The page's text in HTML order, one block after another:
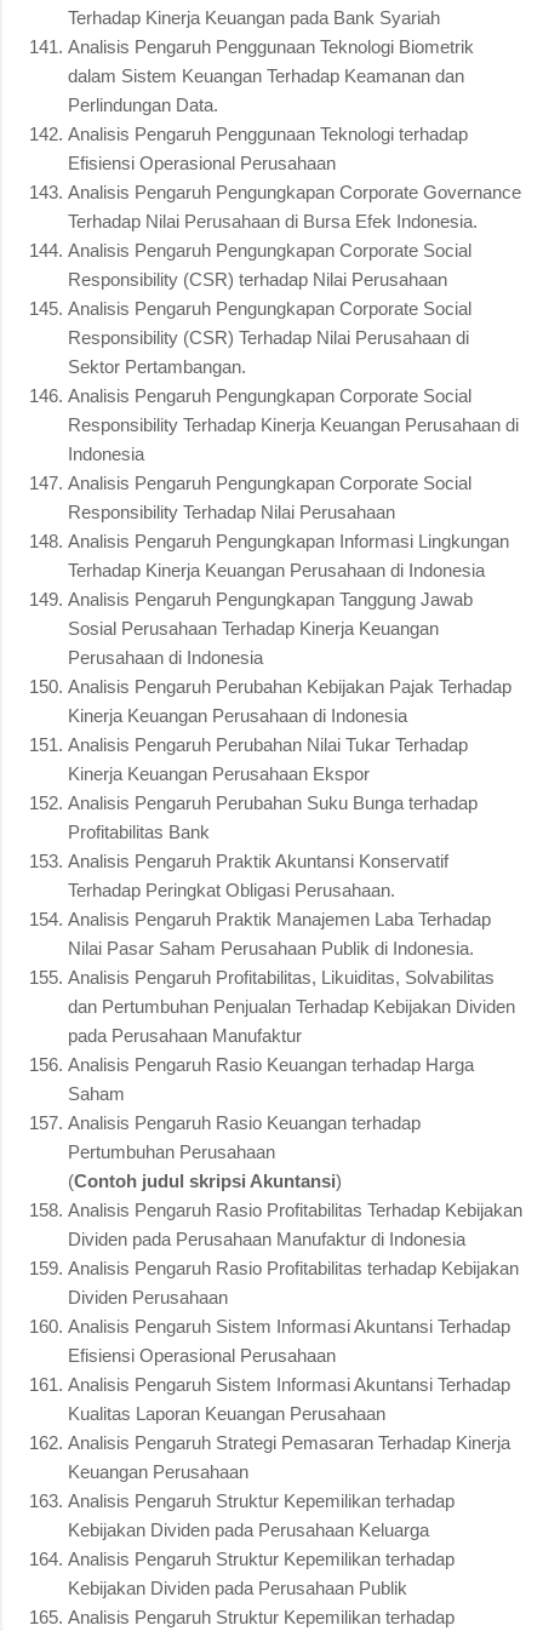
Terhadap Kinerja Keuangan pada Bank Syariah
Analisis Pengaruh Penggunaan Teknologi Biometrik
dalam Sistem Keuangan Terhadap Keamanan dan
Perlindungan Data.
Analisis Pengaruh Penggunaan Teknologi terhadap
Efisiensi Operasional Perusahaan
Analisis Pengaruh Pengungkapan Corporate Governance
Terhadap Nilai Perusahaan di Bursa Efek Indonesia.
Analisis Pengaruh Pengungkapan Corporate Social
Responsibility (CSR) terhadap Nilai Perusahaan
Analisis Pengaruh Pengungkapan Corporate Social
Responsibility (CSR) Terhadap Nilai Perusahaan di
Sektor Pertambangan.
Analisis Pengaruh Pengungkapan Corporate Social
Responsibility Terhadap Kinerja Keuangan Perusahaan di
Indonesia
Analisis Pengaruh Pengungkapan Corporate Social
Responsibility Terhadap Nilai Perusahaan
Analisis Pengaruh Pengungkapan Informasi Lingkungan
Terhadap Kinerja Keuangan Perusahaan di Indonesia
Analisis Pengaruh Pengungkapan Tanggung Jawab
Sosial Perusahaan Terhadap Kinerja Keuangan
Perusahaan di Indonesia
Analisis Pengaruh Perubahan Kebijakan Pajak Terhadap
Kinerja Keuangan Perusahaan di Indonesia
Analisis Pengaruh Perubahan Nilai Tukar Terhadap
Kinerja Keuangan Perusahaan Ekspor
Analisis Pengaruh Perubahan Suku Bunga terhadap
Profitabilitas Bank
Analisis Pengaruh Praktik Akuntansi Konservatif
Terhadap Peringkat Obligasi Perusahaan.
Analisis Pengaruh Praktik Manajemen Laba Terhadap
Nilai Pasar Saham Perusahaan Publik di Indonesia.
Analisis Pengaruh Profitabilitas, Likuiditas, Solvabilitas
dan Pertumbuhan Penjualan Terhadap Kebijakan Dividen
pada Perusahaan Manufaktur
Analisis Pengaruh Rasio Keuangan terhadap Harga
Saham
Analisis Pengaruh Rasio Keuangan terhadap
Pertumbuhan Perusahaan
(Contoh judul skripsi Akuntansi)
Analisis Pengaruh Rasio Profitabilitas Terhadap Kebijakan
Dividen pada Perusahaan Manufaktur di Indonesia
Analisis Pengaruh Rasio Profitabilitas terhadap Kebijakan
Dividen Perusahaan
Analisis Pengaruh Sistem Informasi Akuntansi Terhadap
Efisiensi Operasional Perusahaan
Analisis Pengaruh Sistem Informasi Akuntansi Terhadap
Kualitas Laporan Keuangan Perusahaan
Analisis Pengaruh Strategi Pemasaran Terhadap Kinerja
Keuangan Perusahaan
Analisis Pengaruh Struktur Kepemilikan terhadap
Kebijakan Dividen pada Perusahaan Keluarga
Analisis Pengaruh Struktur Kepemilikan terhadap
Kebijakan Dividen pada Perusahaan Publik
Analisis Pengaruh Struktur Kepemilikan terhadap